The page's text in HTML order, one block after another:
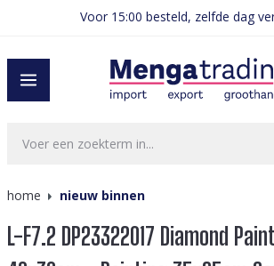
Voor 15:00 besteld, zelfde dag
home nieuw binnen
L-F7.2 DP23322017 Diamond